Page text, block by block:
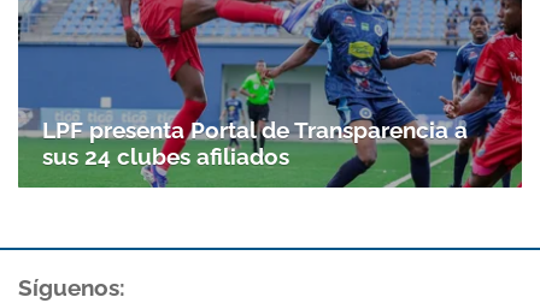
LPF presenta Portal de Transparencia a
sus 24 clubes afiliados
Síguenos: